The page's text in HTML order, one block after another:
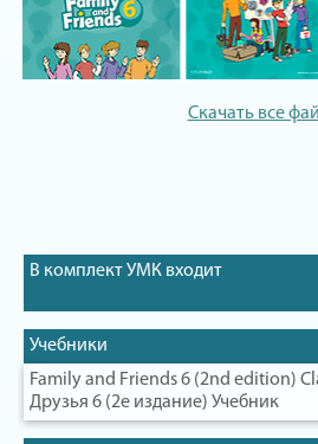
Скачать все
В комплект УМК входит
Учебники
Family and Friends 6 (2nd edition)
Друзья 6 (2е издание) Учебник